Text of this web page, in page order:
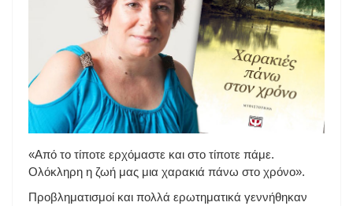
«Από το τίποτε ερχόμαστε και στο τίποτε πάμε.
Ολόκληρη η ζωή μας μια χαρακιά πάνω στο χρόνο».
Προβληματισμοί και πολλά ερωτηματικά γεννήθηκαν